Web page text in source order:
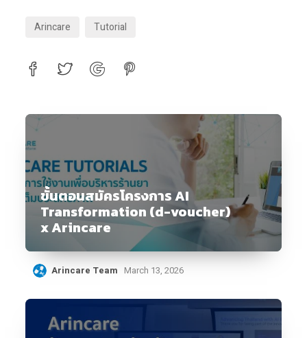
Arincare Tutorial
ขั้นตอนสมัครโครงการ AI
Transformation (d-voucher)
x Arincare
Arincare Team March 13, 2026